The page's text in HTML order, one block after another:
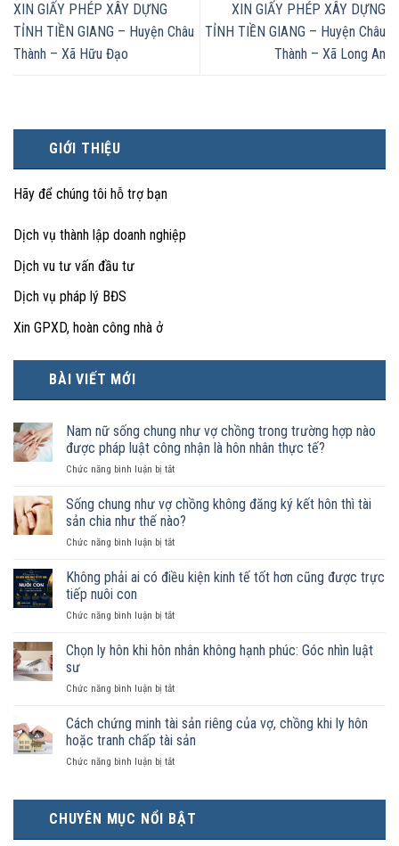
GIỚI THIỆU
Hãy để chúng tôi hỗ trợ bạn
Dịch vụ thành lập doanh nghiệp
Dịch vu tư vấn đầu tư
Dịch vụ pháp lý BĐS
Xin GPXD, hoàn công nhà ở
BÀI VIẾT MỚI
Nam nữ sống chung như vợ chồng trong trường hợp nào
được pháp luật công nhận là hôn nhân thực tế?
Chức năng bình luận bị tắtở
nữ
sống
chung
như
chồng
hợp
được
công
là
hôn
Sống chung như vợ chồng không đăng ký kết hôn thì tài
sản chia như thế nào?
Chức năng bình luận bị tắtở
chung
chồng
đăng
hôn
tài
sản
như
nào?
Không phải ai có điều kiện kinh tế tốt hơn cũng được trực
tiếp nuôi con
Chức năng bình luận bị tắtở
phải
điều
kinh
tế
hơn
trực
tiếp
nuôi
Chọn ly hôn khi hôn nhân không hạnh phúc: Góc nhìn luật
sư
Chức năng bình luận bị tắtở
ly
hôn
khi
hôn
hạnh
phúc:
Góc
Cách chứng minh tài sản riêng của vợ, chồng khi ly hôn
hoặc tranh chấp tài sản
Chức năng bình luận bị tắtở
tài
sản
CHUYÊN MỤC NỔI BẬT
XIN GIẤY PHÉP XÂY DỰNG
TỈNH TIỀN GIANG – Huyện Châu
Thành – Xã Hữu Đạo
XIN GIẤY PHÉP XÂY DỰNG
TỈNH TIỀN GIANG – Huyện Châu
Thành – Xã Long An